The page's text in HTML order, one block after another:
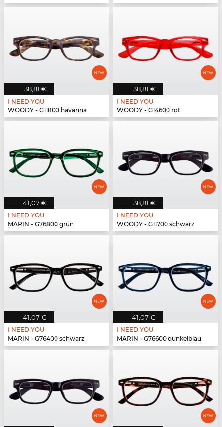
38,81 €
I NEED YOU
WOODY - G11800 havanna
38,81 €
I NEED YOU
WOODY - G14600 rot
41,07 €
I NEED YOU
MARIN - G76800 grün
38,81 €
I NEED YOU
WOODY - G11700 schwarz
41,07 €
I NEED YOU
MARIN - G76400 schwarz
41,07 €
I NEED YOU
MARIN - G76600 dunkelblau